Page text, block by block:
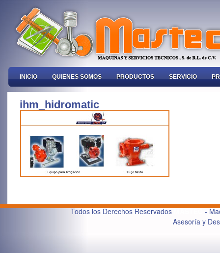
INICIO QUIENES SOMOS PRODUCTOS SERVICIO
ihm_hidromatic
Todos los Derechos ReservadosMASTEC-
Asesoría y